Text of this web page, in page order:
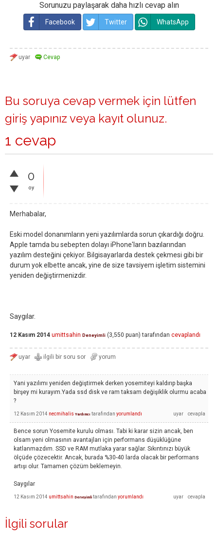
Sorunuzu paylaşarak daha hızlı cevap alın
Facebook Twitter WhatsApp
Bu soruya cevap vermek için lütfen
giriş yapınız veya kayıt olunuz.
1 cevap
0
oy
Merhabalar,
Eski model donanımların yeni yazılımlarda sorun çıkardığı doğru.
Apple tamda bu sebepten dolayı iPhone'ların bazılarından
yazılım desteğini çekiyor. Bilgisayarlarda destek çekmesi gibi bir
durum yok elbette ancak, yine de size tavsiyem işletim sistemini
yeniden değiştirmenizdir.
Saygılar.
12 Kasım 2014 umittsahin Deneyimli (3,550 puan) tarafından cevaplandı
Yani yazılımı yeniden değiştirmek derken yosemiteyi kaldırıp başka
birşey mi kurayım.Yada ssd disk ve ram taksam değişiklik olurmu acaba
?
12 Kasım 2014 necmihalis Yardımcı tarafından yorumlandı
Bence sorun Yosemite kurulu olması. Tabi ki karar sizin ancak, ben
olsam yeni olmasının avantajları için performans düşüklüğüne
katlanmazdım. SSD ve RAM mutlaka yarar sağlar. Sıkıntınızı büyük
ölçüde çözecektir. Ancak, burada %30-40 larda olacak bir performans
artışı olur. Tamamen çözüm beklemeyin.
Saygılar
12 Kasım 2014 umittsahin Deneyimli tarafından yorumlandı
İlgili sorular